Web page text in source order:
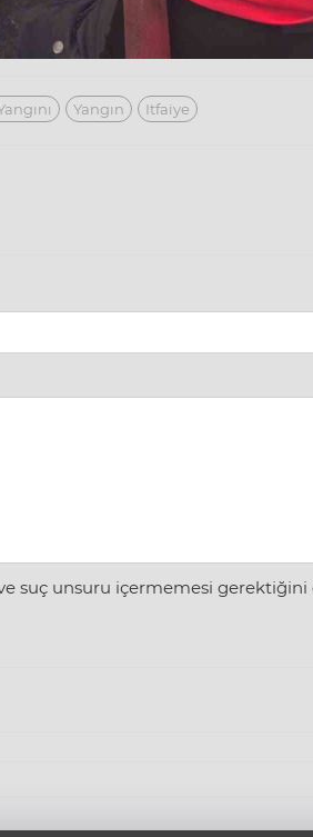
Yangın Itfaiye
suç unsuru içermemesi gerektiğini